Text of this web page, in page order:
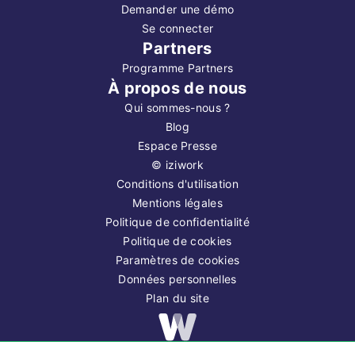
Demander une démo
Se connecter
Partners
Programme Partners
À propos de nous
Qui sommes-nous ?
Blog
Espace Presse
© iziwork
Conditions d'utilisation
Mentions légales
Politique de confidentialité
Politique de cookies
Paramètres de cookies
Données personnelles
Plan du site